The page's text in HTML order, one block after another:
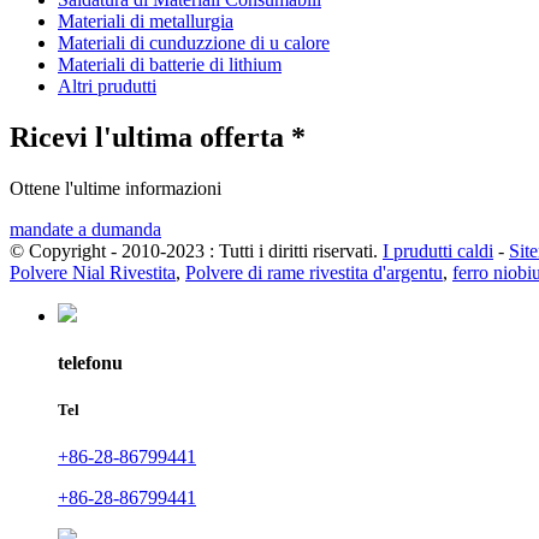
Materiali di metallurgia
Materiali di cunduzzione di u calore
Materiali di batterie di lithium
Altri prudutti
Ricevi l'ultima offerta *
Ottene l'ultime informazioni
mandate a dumanda
© Copyright - 2010-2023 : Tutti i diritti riservati. I prudutti caldi -
Polvere Nial Rivestita, Polvere di rame rivestita d'argentu, ferro
telefonu
Tel
+86-28-86799441
+86-28-86799441